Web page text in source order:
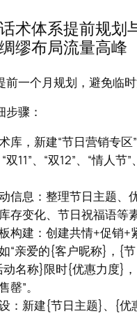
术体系提前规划
缪布局流量高峰
一个月规划，避免临时
骤：
库，新建“节日营销专区”
“双11”、“双12”、“情人节
信息：整理节日主题、
存变化、节日祝福语等素
构建：创建共情+促销+
“亲爱的{客户昵称}，{
名称}限时{优惠力度}
罄”。
：新建{节日主题}、{优